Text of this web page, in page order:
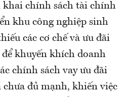
chính sách tài chính
khu công nghiệp sinh
các cơ chế và ưu đãi
khuyến khích doanh
chính sách vay ưu đãi
đủ mạnh, khiến việc